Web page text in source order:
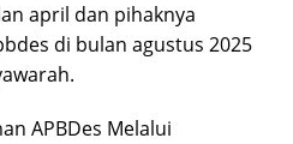
april dan pihaknya
di bulan agustus 2025
APBDes Melalui